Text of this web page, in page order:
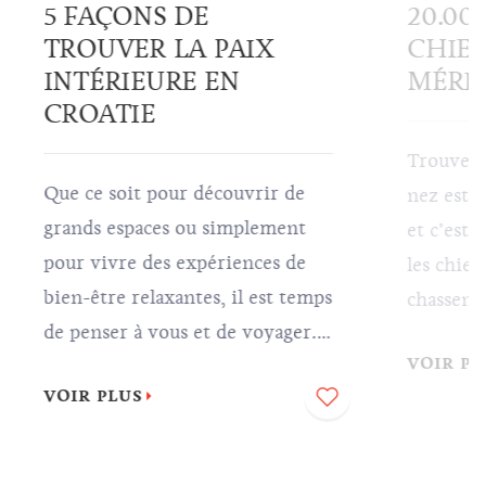
5 FAÇONS DE
TROUVER LA PAIX
INTÉRIEURE EN
CROATIE
Que ce soit pour découvrir de
grands espaces ou simplement
pour vivre des expériences de
bien-être relaxantes, il est temps
de penser à vous et de voyager.
paix intérieure en Croatie, tout
VOIR PLUS
Trouver
nez est
et c’est
les
chers
VOIR